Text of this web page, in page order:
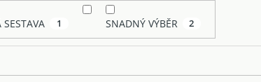
1 SNADNÝ VÝBĚR 2